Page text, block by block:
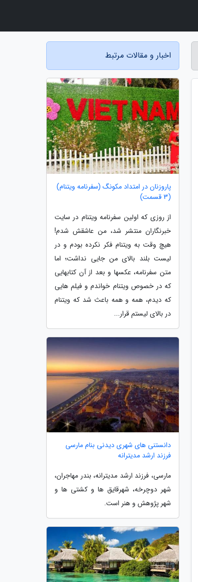
اخبار و مقالات مرتبط
پاروزنان در امتداد مکونگ (سفرنامه ویتنام)
(3 قسمت)
از روزی که اولین سفرنامه ویتنام در سایت
خبرنگاران منتشر شد، من عاشقش شدم!
هیچ وقت به ویتنام فکر نکرده بودم و در
لیست بلند بالای من جایی نداشت؛ اما
متن سفرنامه، عکسها و بعد از آن کتابهایی
که در خصوص ویتنام خواندم و فیلم هایی
که دیدم، همه و همه باعث شد که ویتنام
در بالای لیستم قرار...
دانستنی های شهری دیدنی بنام مارسی
فرزند ارشد مدیترانه
مارسی، فرزند ارشد مدیترانه، بندر مهاجران،
شهر دوچرخه، شهرقایق ها و کشتی ها و
شهر پژوهش و هنر است.